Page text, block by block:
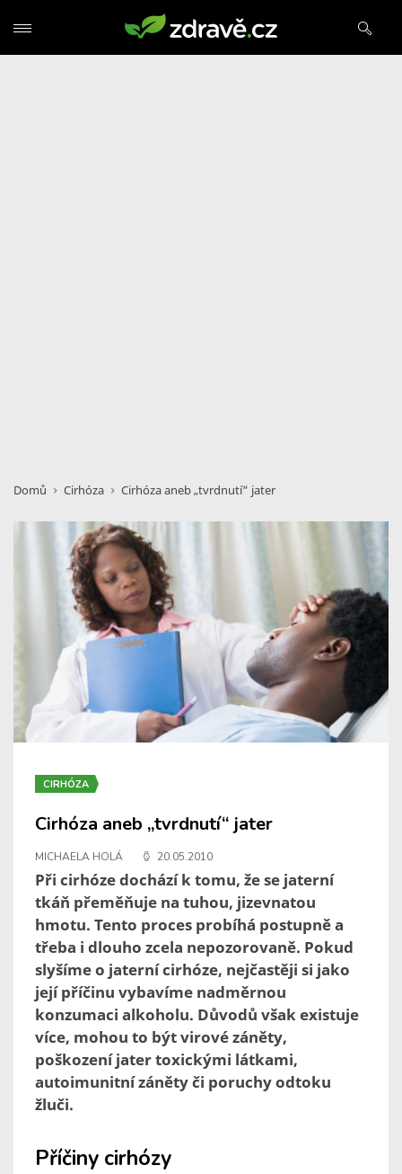
Domů Cirhóza Cirhóza aneb „tvrdnutí“ jater
CIRHÓZA
Cirhóza aneb „tvrdnutí“ jater
MICHAELA HOLÁ 20.05.2010
Při cirhóze dochází k tomu, že se jaterní
tkáň přeměňuje na tuhou, jizevnatou
hmotu. Tento proces probíhá postupně a
třeba i dlouho zcela nepozorovaně. Pokud
slyšíme o jaterní cirhóze, nejčastěji si jako
její příčinu vybavíme nadměrnou
konzumaci alkoholu. Důvodů však existuje
více, mohou to být virové záněty,
poškození jater toxickými látkami,
autoimunitní záněty či poruchy odtoku
žluči.
Příčiny cirhózy